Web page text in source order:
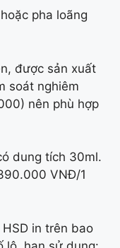
pha loãng
được sản xuất
soát nghiêm
nên phù hợp
dung tích 30ml.
VNĐ/1
in trên bao